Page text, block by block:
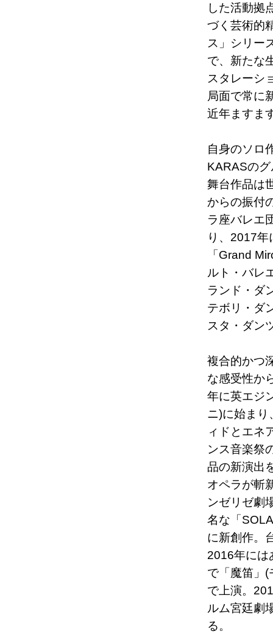
した活動拠
づく芸術的
ス」シリー
で、新たな
スタレーシ
局面で常に
近年ますま
自身のソロ
KARASの
舞台作品は
からの振付
ラ座バレエ
り、2017
「Grand
ルト・バレ
ランド・ダ
テボリ・ダ
スタ・ダン
複合的かつ
な感受性か
年に英エジ
ニ)に始まり
ィドとエネ
ンス音楽祭
品の新演出
オペラが斬
ンゼリゼ劇
名な「
に新創作。
2016年には
で「魔笛」(
で上演。
ルム宮廷劇
る。